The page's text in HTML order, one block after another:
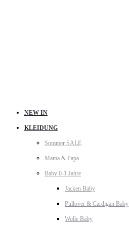
NEW IN
KLEIDUNG
Sommer SALE
Mama & Papa
Baby 0-1 Jahre
Jacken Baby
Pullover & Cardigan Baby
Wolle Baby